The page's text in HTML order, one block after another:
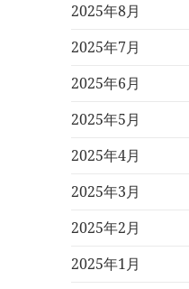
2025年8月
2025年7月
2025年6月
2025年5月
2025年4月
2025年3月
2025年2月
2025年1月